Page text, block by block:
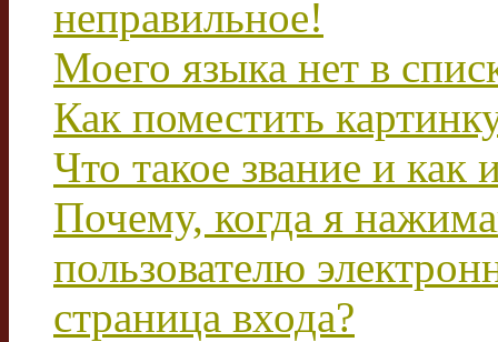
неправильное!
Моего языка нет в
Как поместить
Что такое звание и как
Почему, когда я
пользователю
страница входа?